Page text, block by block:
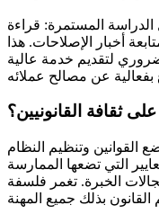
المستمرة: قراءة
أخبار الإصلاحات. هذا
لتقديم خدمة عالية
ثقافة القانونيين؟
القوانين وتنظيم النظام
التي تضعها الممارسة
الخبرة. تغمر فلسفة